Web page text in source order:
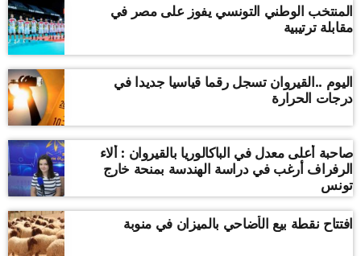
المنتخب الوطني التونسي يفوز على مصر في
مقابلة ترتيبية
اليوم ..القيروان تسجل رقما قياسيا جديدا في
درجات الحرارة
صاحبة أعلى معدل في الباكالوريا بالقيروان : ألاء
الرفراف أرغب في دراسة الهندسة بمنحة خارج
تونس
افتتاح نقطة بيع الأضاحي بالميزان في منوبة